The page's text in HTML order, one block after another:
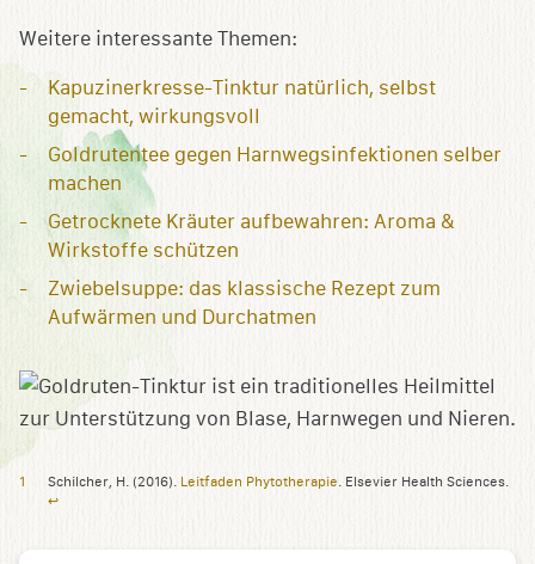
Weitere interessante Themen:
Kapuzinerkresse-Tinktur natürlich, selbst
gemacht, wirkungsvoll
Goldrutentee gegen Harnwegsinfektionen selber
machen
Getrocknete Kräuter aufbewahren: Aroma &
Wirkstoffe schützen
Zwiebelsuppe: das klassische Rezept zum
Aufwärmen und Durchatmen
Schilcher, H. (2016). Leitfaden Phytotherapie . Elsevier Health Sciences.
↩︎